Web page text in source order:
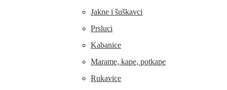
Jakne i šuškavci
Prsluci
Kabanice
Marame, kape, potkape
Rukavice